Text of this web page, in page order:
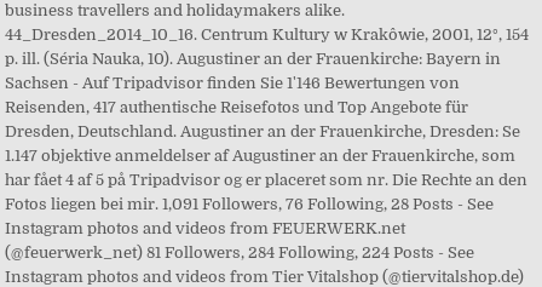
business travellers and holidaymakers alike.
44_Dresden_2014_10_16. Centrum Kultury w Krakôwie, 2001, 12°, 154
p. ill. (Séria Nauka, 10). Augustiner an der Frauenkirche: Bayern in
Sachsen - Auf Tripadvisor finden Sie 1'146 Bewertungen von
Reisenden, 417 authentische Reisefotos und Top Angebote für
Dresden, Deutschland. Augustiner an der Frauenkirche, Dresden: Se
1.147 objektive anmeldelser af Augustiner an der Frauenkirche, som
har fået 4 af 5 på Tripadvisor og er placeret som nr. Die Rechte an den
Fotos liegen bei mir. 1,091 Followers, 76 Following, 28 Posts - See
Instagram photos and videos from FEUERWERK.net
(@feuerwerk_net) 81 Followers, 284 Following, 224 Posts - See
Instagram photos and videos from Tier Vitalshop (@tiervitalshop.de)